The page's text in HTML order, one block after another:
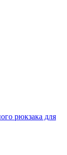
рюкзака для